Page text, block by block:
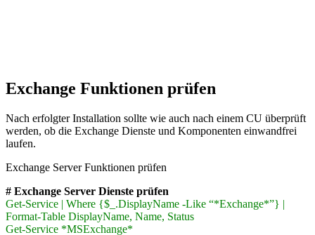
Exchange Funktionen prüfen
Nach erfolgter Installation sollte wie auch nach einem CU überprüft
werden, ob die Exchange Dienste und Komponenten einwandfrei
laufen.
Exchange Server Funktionen prüfen
# Exchange Server Dienste prüfen
Get-Service | Where {$_.DisplayName -Like “*Exchange*”} |
Format-Table DisplayName, Name, Status
Get-Service *MSExchange*